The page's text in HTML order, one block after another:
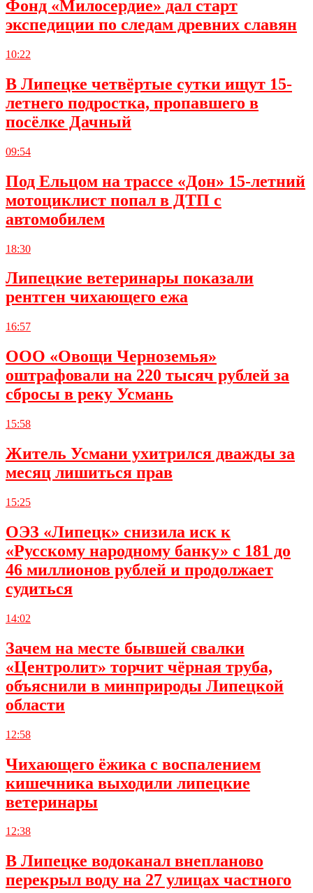
Фонд «Милосердие» дал старт
экспедиции по следам древних славян
10:22
В Липецке четвёртые сутки ищут 15-
летнего подростка, пропавшего в
посёлке Дачный
09:54
Под Ельцом на трассе «Дон» 15-летний
мотоциклист попал в ДТП с
автомобилем
18:30
Липецкие ветеринары показали
рентген чихающего ежа
16:57
ООО «Овощи Черноземья»
оштрафовали на 220 тысяч рублей за
сбросы в реку Усмань
15:58
Житель Усмани ухитрился дважды за
месяц лишиться прав
15:25
ОЭЗ «Липецк» снизила иск к
«Русскому народному банку» с 181 до
46 миллионов рублей и продолжает
судиться
14:02
Зачем на месте бывшей свалки
«Центролит» торчит чёрная труба,
объяснили в минприроды Липецкой
области
12:58
Чихающего ёжика с воспалением
кишечника выходили липецкие
ветеринары
12:38
В Липецке водоканал внепланово
перекрыл воду на 27 улицах частного